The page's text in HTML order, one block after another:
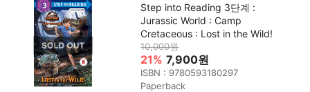
Step into Reading 3단계 :
Jurassic World : Camp
Cretaceous : Lost in the Wild!
10,000원
21% 7,900원
ISBN : 9780593180297
Paperback